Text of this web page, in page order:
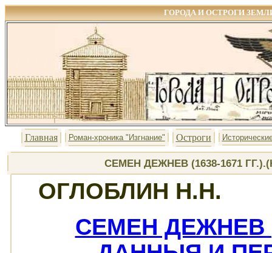
ГОРОДА И ОСТРОГИ
Главная Роман-хроника "Изгнание" Остроги
СЕМЕН ДЕЖНЕВ (1638-1671
ОГЛОБЛИН Н.Н.
СЕМЕН ДЕЖНЕВ